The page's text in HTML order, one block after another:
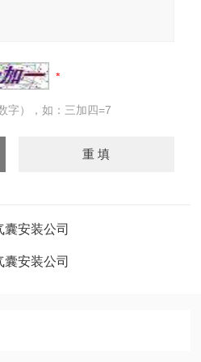
字），如：三加四=7
安装公司
安装公司